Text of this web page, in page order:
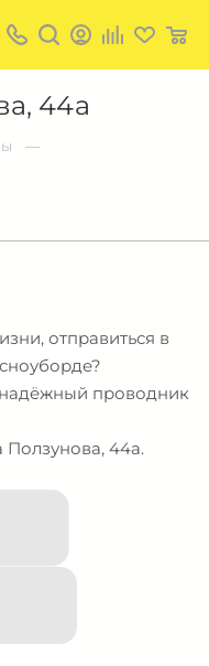
44а
отправиться в
проводник
44а.